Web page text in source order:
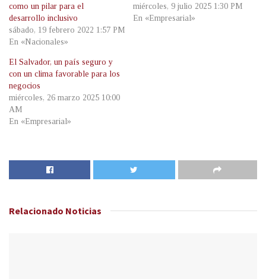
como un pilar para el
desarrollo inclusivo
sábado, 19 febrero 2022 1:57 PM
En «Nacionales»
miércoles, 9 julio 2025 1:30 PM
En «Empresarial»
El Salvador, un país seguro y
con un clima favorable para los
negocios
miércoles, 26 marzo 2025 10:00
AM
En «Empresarial»
Relacionado Noticias